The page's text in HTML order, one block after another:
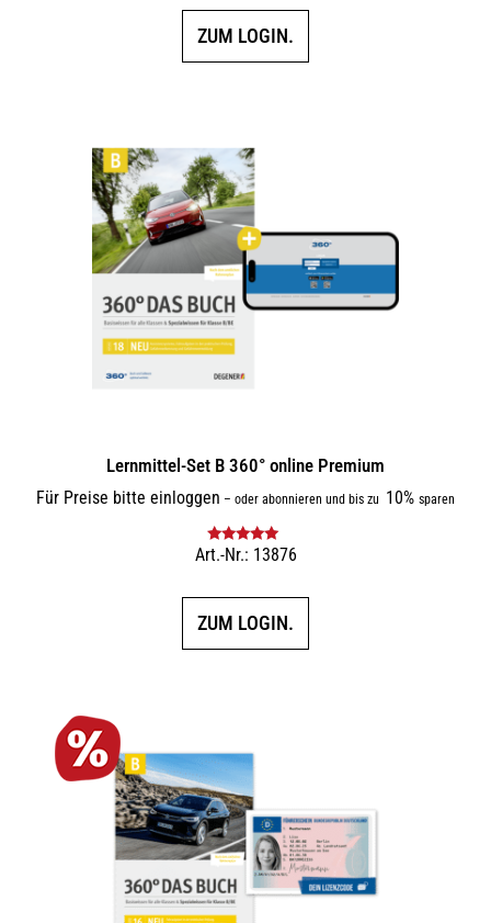
ZUM LOGIN.
Lernmittel-Set B 360° online Premium
Für Preise bitte einloggen – oder abonnieren und bis zu 10% sparen
Bewertet mit
Art.-Nr.: 13876
ZUM LOGIN.